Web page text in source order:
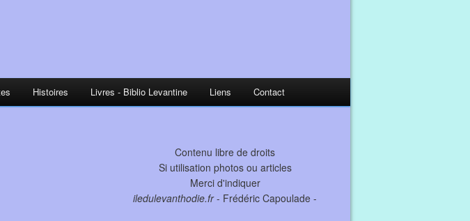
Histoires Livres - Biblio Levantine Liens Contact
Contenu libre de droits
Si utilisation photos ou articles
Merci d'indiquer
iledulevanthodie.fr- Frédéric Capoulade -